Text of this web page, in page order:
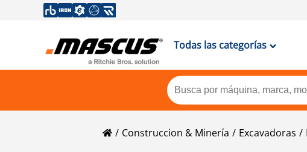
Todas las categorías
Construccion & Minería Excavadoras